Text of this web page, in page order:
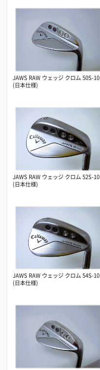
JAWS RAW ウェッジ クロム 50S-10
(日本仕様)
JAWS RAW ウェッジ クロム 52S-10
(日本仕様)
JAWS RAW ウェッジ クロム 54S-10
(日本仕様)